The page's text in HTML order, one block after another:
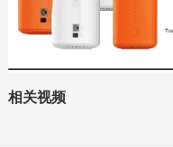
相关视频